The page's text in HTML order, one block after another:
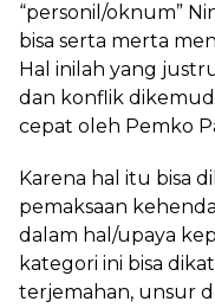
“personil/oknum”
bisa serta merta
Hal inilah yang
dan konflik
cepat oleh Pemko
Karena hal itu bisa
pemaksaan
dalam hal/upaya
kategori ini bisa
terjemahan, unsur